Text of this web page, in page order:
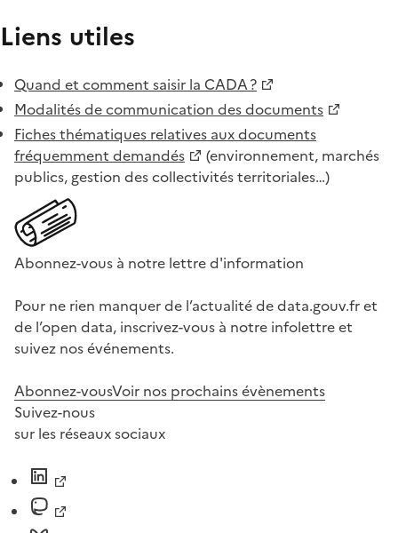
Liens utiles
Quand et comment saisir la CADA ?
Modalités de communication des documents
Fiches thématiques relatives aux documents
fréquemment demandés
(environnement, marchés
publics, gestion des collectivités territoriales…)
Abonnez-vous à notre lettre d'information
Pour ne rien manquer de l’actualité de data.gouv.fr et
de l’open data, inscrivez-vous à notre infolettre et
suivez nos événements.
Abonnez-vousVoir nos prochains évènements
Suivez-nous
sur les réseaux sociaux